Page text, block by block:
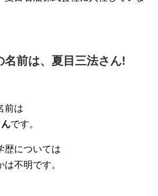
名前は、夏目三法さん!
前は
です。
歴については
不明です。